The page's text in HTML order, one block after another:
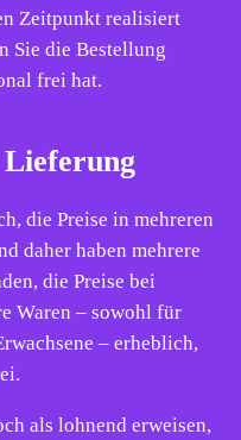
Zeitpunkt realisiert
Sie die Bestellung
frei hat.
die Preise in mehreren
daher haben mehrere
die Preise bei
Waren – sowohl für
– erheblich,
als lohnend erweisen,